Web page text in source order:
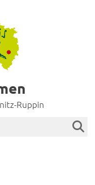
Ruppin